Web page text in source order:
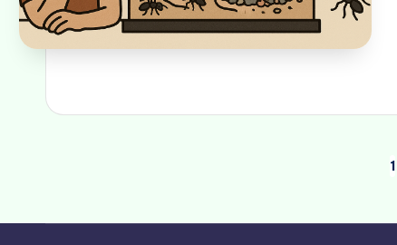
paginering
1